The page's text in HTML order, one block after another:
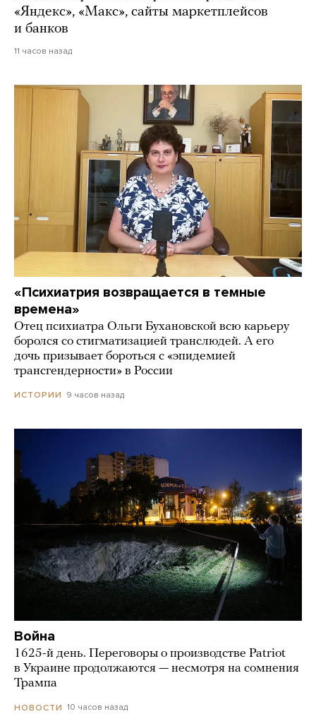
«Яндекс», «Макс», сайты маркетплейсов
и банков
11 часов назад
«Психиатрия возвращается в темные
времена»
Отец психиатра Ольги Бухановской всю карьеру
боролся со стигматизацией транслюдей. А его
дочь призывает бороться с «эпидемией
трансгендерности» в России
ИСТОРИИ 9 часов назад
Война
1625-й день. Переговоры о производстве Patriot
в Украине продолжаются — несмотря на сомнения
Трампа
НОВОСТИ 10 часов назад